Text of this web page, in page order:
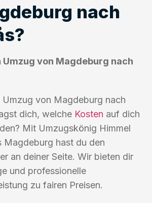
nach
Umzug von Magdeburg nach
Umzug von Magdeburg nach
dich, welche Kosten auf dich
Mit Umzugskönig Himmel
Magdeburg hast du den
an deiner Seite. Wir bieten dir
und professionelle
zu fairen Preisen.